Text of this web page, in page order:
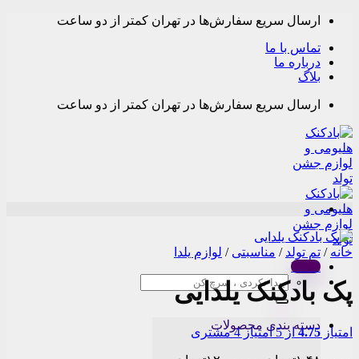
Skip
content
ارسال سریع سفارش‌ها در تهران کمتر از دو ساعت
تماس با ما
درباره ما
بلاگ
ارسال سریع سفارش‌ها در تهران کمتر از دو ساعت
Menu
جستجو
برای:
دسته بندی محصولات
خانه / تم تولد / مناسبتی / لوازم یلدا
پک بادکنک یلدایی
امتیاز 4.75از 5 امتیاز 4مشتری